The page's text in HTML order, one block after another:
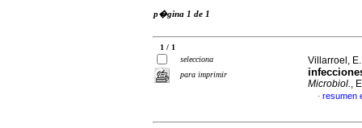
p�gina 1 de 1
1 / 1
selecciona
para imprimir
Villarroel,
Microbiol.,
· resumen